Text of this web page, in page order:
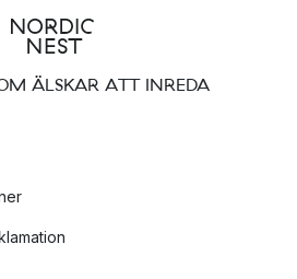
ÄLSKAR ATT INREDA